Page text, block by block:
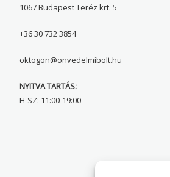
1067 Budapest Teréz krt. 5
+36 30 732 3854
oktogon@onvedelmibolt.hu
NYITVA TARTÁS:
H-SZ: 11:00-19:00